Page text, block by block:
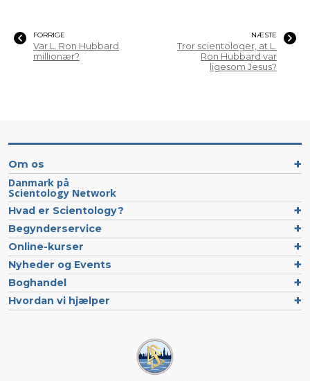
FORRIGE
Var L. Ron Hubbard
millionær?
NÆSTE
Tror scientologer, at L.
Ron Hubbard var
ligesom Jesus?
Om os
Danmark på
Scientology Network
Hvad er Scientology?
Begynderservice
Online-kurser
Nyheder og Events
Boghandel
Hvordan vi hjælper